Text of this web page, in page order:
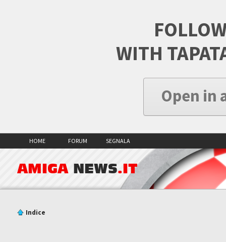
WITH
Open in
HOME FORUM SEGNALA
AMIGA NEWS.IT
Indice